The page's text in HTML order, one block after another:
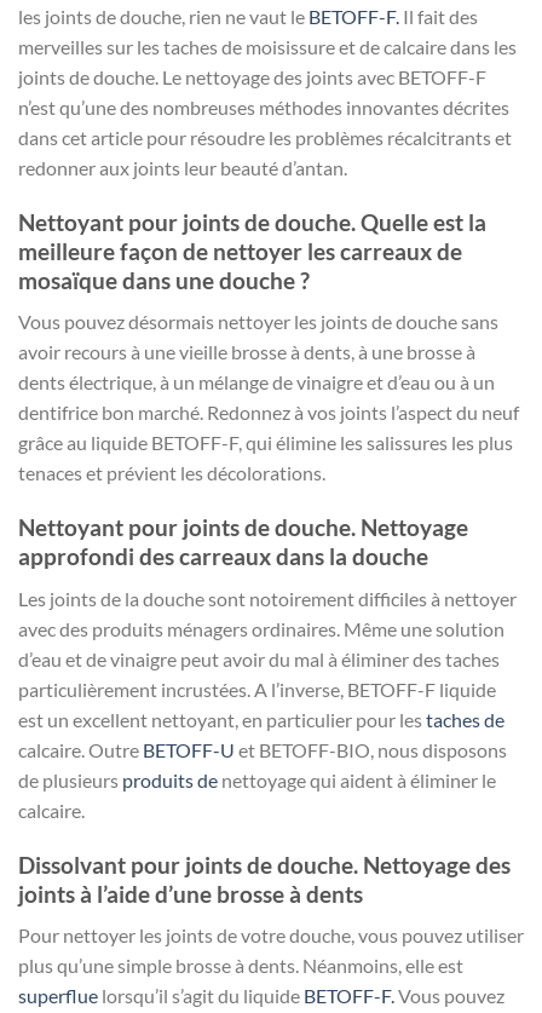
les joints de douche, rien ne vaut le BETOFF-F. Il fait des
merveilles sur les taches de moisissure et de calcaire dans les
joints de douche. Le nettoyage des joints avec BETOFF-F
n’est qu’une des nombreuses méthodes innovantes décrites
dans cet article pour résoudre les problèmes récalcitrants et
redonner aux joints leur beauté d’antan.
Nettoyant pour joints de douche. Quelle est la
meilleure façon de nettoyer les carreaux de
mosaïque dans une douche ?
Vous pouvez désormais nettoyer les joints de douche sans
avoir recours à une vieille brosse à dents, à une brosse à
dents électrique, à un mélange de vinaigre et d’eau ou à un
dentifrice bon marché. Redonnez à vos joints l’aspect du neuf
grâce au liquide BETOFF-F, qui élimine les salissures les plus
tenaces et prévient les décolorations.
Nettoyant pour joints de douche. Nettoyage
approfondi des carreaux dans la douche
Les joints de la douche sont notoirement difficiles à nettoyer
avec des produits ménagers ordinaires. Même une solution
d’eau et de vinaigre peut avoir du mal à éliminer des taches
particulièrement incrustées. A l’inverse, BETOFF-F liquide
est un excellent nettoyant, en particulier pour lestaches de
calcaire. Outre BETOFF-U et BETOFF-BIO, nous disposons
de plusieurs produits de nettoyage qui aident à éliminer le
calcaire.
Dissolvant pour joints de douche. Nettoyage des
joints à l’aide d’une brosse à dents
Pour nettoyer les joints de votre douche, vous pouvez utiliser
plus qu’une simple brosse à dents. Néanmoins, elle est
superflue lorsqu’il s’agit du liquide BETOFF-F.Vous pouvez